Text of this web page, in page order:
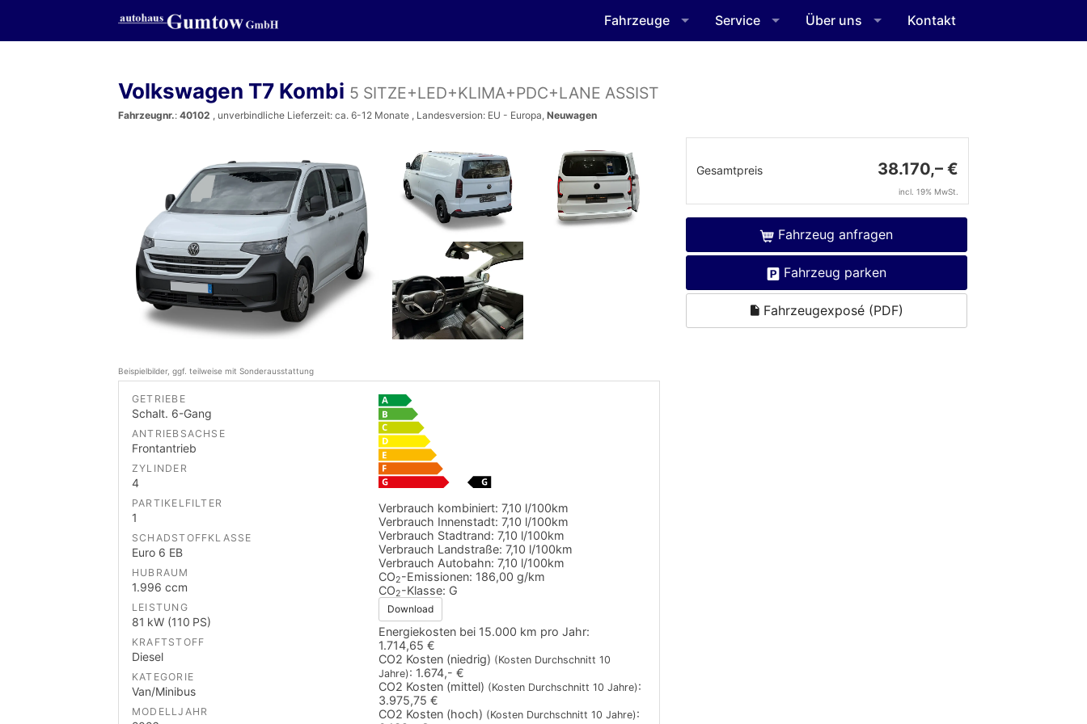
Fahrzeuge Service Über uns Kontakt
Volkswagen T7 Kombi 5 SITZE+LED+KLIMA+PDC+LANE ASSIST
Fahrzeugnr.: 40102 , unverbindliche Lieferzeit: ca. 6-12 Monate , Landesversion: EU - Europa, Neuwagen
Gesamtpreis 38.170,– €
incl. 19% MwSt.
Fahrzeug anfragen
Fahrzeug parken
Fahrzeugexposé (PDF)
Beispielbilder, ggf. teilweise mit Sonderausstattung
GETRIEBE
Schalt. 6-Gang
ANTRIEBSACHSE
Frontantrieb
ZYLINDER
4
PARTIKELFILTER
1
SCHADSTOFFKLASSE
Euro 6 EB
HUBRAUM
1.996 ccm
LEISTUNG
81 kW (110 PS)
KRAFTSTOFF
Diesel
KATEGORIE
Van/Minibus
MODELLJAHR
Verbrauch kombiniert: 7,10 l/100km
Verbrauch Innenstadt: 7,10 l/100km
Verbrauch Stadtrand: 7,10 l/100km
Verbrauch Landstraße: 7,10 l/100km
Verbrauch Autobahn: 7,10 l/100km
CO2-Emissionen: 186,00 g/km
CO2-Klasse: G
Download
Energiekosten bei 15.000 km pro Jahr:
1.714,65 €
CO2 Kosten (niedrig) (Kosten Durchschnitt 10
Jahre): 1.674,- €
CO2 Kosten (mittel) (Kosten Durchschnitt 10 Jahre):
3.975,75 €
CO2 Kosten (hoch) (Kosten Durchschnitt 10 Jahre):